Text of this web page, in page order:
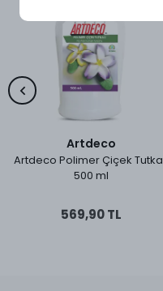
Artdeco
Artdeco Polimer Çiçek
500 ml
569,90 TL